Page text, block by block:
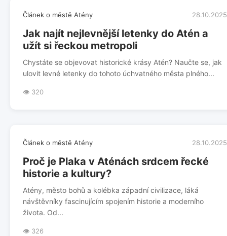
Článek o městě Atény 28.10.2025
Jak najít nejlevnější letenky do Atén a
užít si řeckou metropoli
Chystáte se objevovat historické krásy Atén? Naučte se, jak
ulovit levné letenky do tohoto úchvatného města plného...
👁️ 320
Článek o městě Atény 28.10.2025
Proč je Plaka v Aténách srdcem řecké
historie a kultury?
Atény, město bohů a kolébka západní civilizace, láká
návštěvníky fascinujícím spojením historie a moderního
života. Od...
👁️ 326